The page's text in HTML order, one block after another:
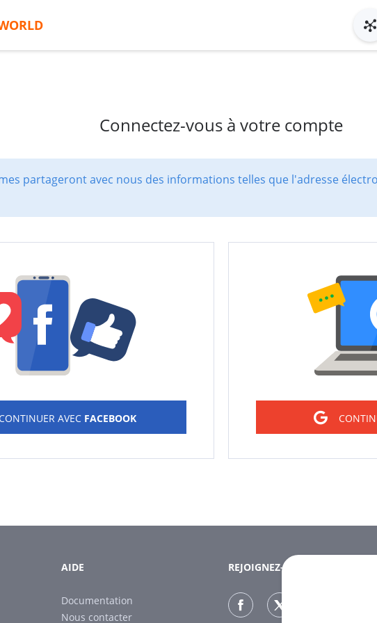
Connectez-vous à votre compte
partageront avec nous des informations telles que l'adresse
CONTINUER AVEC FACEBOOK
AIDE
Documentation
Nous contacter
REJOIGNEZ-NOUS